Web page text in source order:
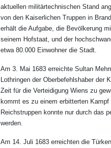
aktuellen militärtechnischen Stand
von den Kaiserlichen Truppen in
erhält die Aufgabe, die Bevölkerung
seinem Hofstaat, und der
etwa 80.000 Einwohner die Stadt.
Am 3. Mai 1683 erreichte Sultan
Lothringen der Oberbefehlshaber der
Zeit für die Verteidigung Wiens zu
kommt es zu einem erbitterten
Reichstruppen konnte nur durch das
werden.
Am 14. Juli 1683 erreichten die